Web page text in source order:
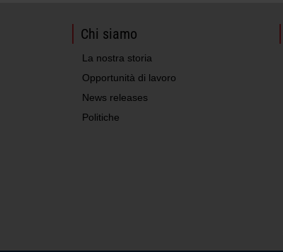
Chi siamo
La nostra storia
Opportunità di lavoro
News releases
Politiche